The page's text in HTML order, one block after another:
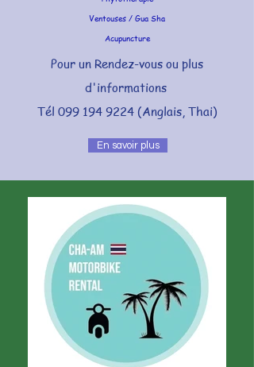
Ventouses / Gua Sha
Acupuncture
Pour un Rendez-vous ou plus
d'informations
Tél 099 194 9224(Anglais, Thai)
En savoir plus